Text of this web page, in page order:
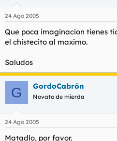
24 Ago 2005
Que poca imaginacion tienes
el chistecito al maximo.
Saludos
G GordoCabrón
Novato de mierda
24 Ago 2005
Matadlo, por favor.